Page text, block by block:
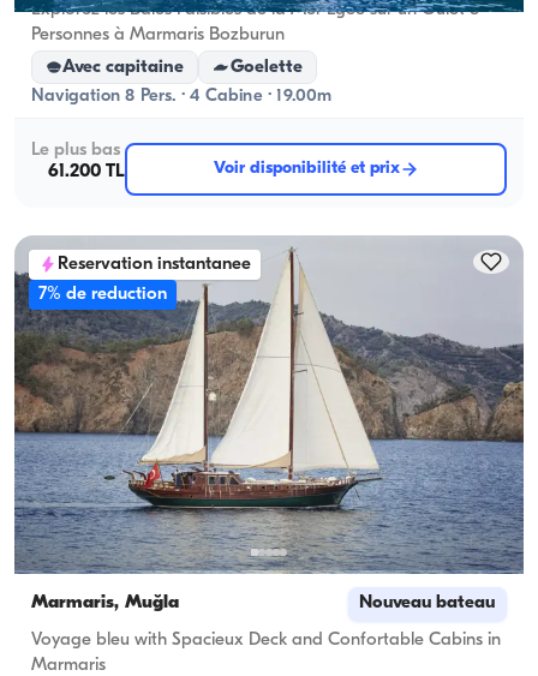
Explorez les Baies Paisibles de la Mer Égée sur un Gulet 8
Personnes à Marmaris Bozburun
Avec capitaine
Goelette
Navigation 8 Pers. · 4 Cabine · 19.00m
Le plus bas
61.200 TL
Voir disponibilité et prix
Reservation instantanee
7% de reduction
Marmaris, Muğla Nouveau bateau
Voyage bleu with Spacieux Deck and Confortable Cabins in
Marmaris